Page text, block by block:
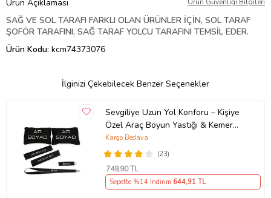
Ürün Açıklaması
SAĞ VE SOL TARAFI FARKLI OLAN ÜRÜNLER İÇİN, SOL TARAF
ŞOFÖR TARAFINI, SAĞ TARAF YOLCU TARAFINI TEMSİL EDER.
Ürün Kodu: kcm74373076
İlginizi Çekebilecek Benzer Seçenekler
Sevgiliye Uzun Yol Konforu – Kişiye
Özel Araç Boyun Yastığı & Kemer
Pedi Hediye Seti
(23)
Kargo Bedava
749,90 TL
Sepette %14 İndirim 644,91 TL